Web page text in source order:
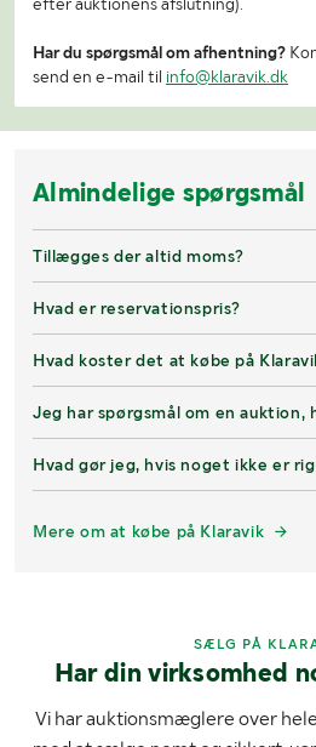
Har du spørgsmål om afhentning?
send en e-mail til info@klaravik.dk
Almindelige spørgsmål
Tillægges der altid moms?
Hvad er reservationspris?
Hvad koster det at købe på
Jeg har spørgsmål om en auktion,
Hvad gør jeg, hvis noget ikke er
Mere om at købe på Klaravik
SÆLG PÅ
Har din virksomhed
Vi har auktionsmæglere over